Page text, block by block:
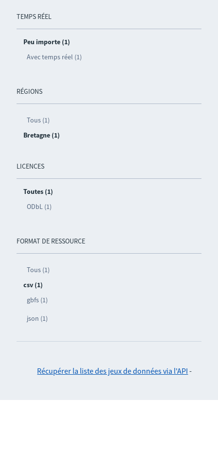
TEMPS RÉEL
Peu importe (1)
Avec temps réel (1)
RÉGIONS
Tous (1)
Bretagne (1)
LICENCES
Toutes (1)
ODbL (1)
FORMAT DE RESSOURCE
Tous (1)
csv (1)
gbfs (1)
json (1)
Récupérer la liste des jeux de données via l'API -